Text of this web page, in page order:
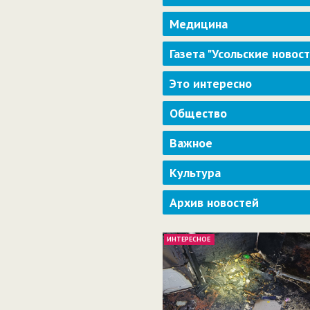
Медицина
Газета "Усольские
Это интересно
Общество
Важное
Культура
Архив новостей
ИНТЕРЕСНОЕ